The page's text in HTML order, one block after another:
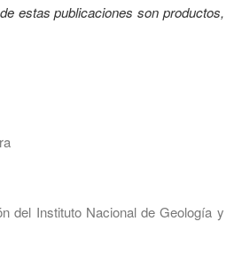
estas publicaciones son productos,
del Instituto Nacional de Geología y